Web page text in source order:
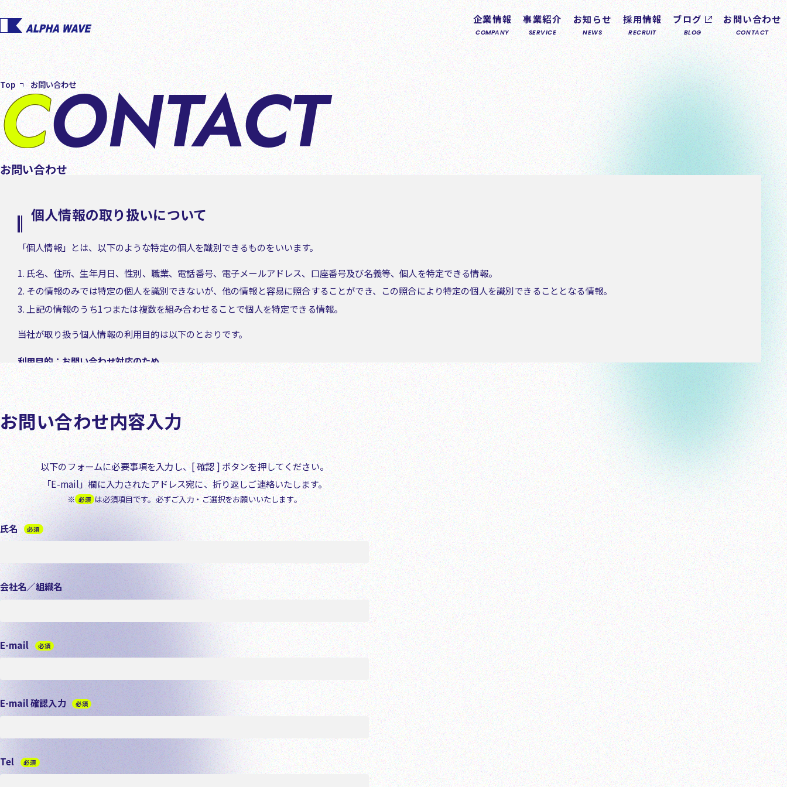
企業情報
COMPANY
事業紹介
SERVICE
お知らせ
NEWS
採用情報
RECRUIT
ブログ
BLOG
お問い合わせ
CONTACT
Top お問い合わせ
CONTACT
お問い合わせ
個人情報の取り扱いについて
「個人情報」とは、以下のような特定の個人を識別できるものをいいます。
1. 氏名、住所、生年月日、性別、職業、電話番号、電子メールアドレス、口座番号及び名義等、個人を特定できる情報。
2. その情報のみでは特定の個人を識別できないが、他の情報と容易に照合することができ、この照合により特定の個人を識別できることとなる情報。
3. 上記の情報のうち1つまたは複数を組み合わせることで個人を特定できる情報。
当社が取り扱う個人情報の利用目的は以下のとおりです。
利用目的：お問い合わせ対応のため
当社では、お預かりした個人情報を第三者へ提供することはありません。
また、当社が定めた利用目的の範囲内で、個人情報の委託を行う場合がありますが、委託先は当社規定により、個人情報の安全管理に努める委託先を選定しております。
個人情報のご記入は任意ですが、当該情報をご記入いただかなかった場合、正常なサービス等を提供することができない場合があります。
お預かりした個人情報について、何らかの苦情、相談がある場合、または、お預かりした個人情報の利用目的の通知、開示、内容の訂正、追加又は削除、利用の停止、消去、第三者
への提供の停止及び第三者提供記録の開示のご請求を行う場合は、以下の入力フォームに必要事項をご記入の上、お問い合わせ下さい。
個人情報の取得・管理事業者 株式会社アルファ・ウェーブ
個人情報に関する問合せ受付窓口 個人情報保護担当事務局
※個人情報以外の問合せ(宣伝他)はお受けしません。
以上のことにご同意いただける場合は、以下の入力フォームに必要事項をご入力の上、お問い合わせ下さい。
お問い合わせ内容入力
以下のフォームに必要事項を入力し、[ 確認 ] ボタンを押してください。
「E-mail」欄に入力されたアドレス宛に、折り返しご連絡いたします。
※ 必須 は必須項目です。必ずご入力・ご選択をお願いいたします。
氏名 必須
会社名／組織名
E-mail 必須
E-mail 確認入力 必須
Tel 必須